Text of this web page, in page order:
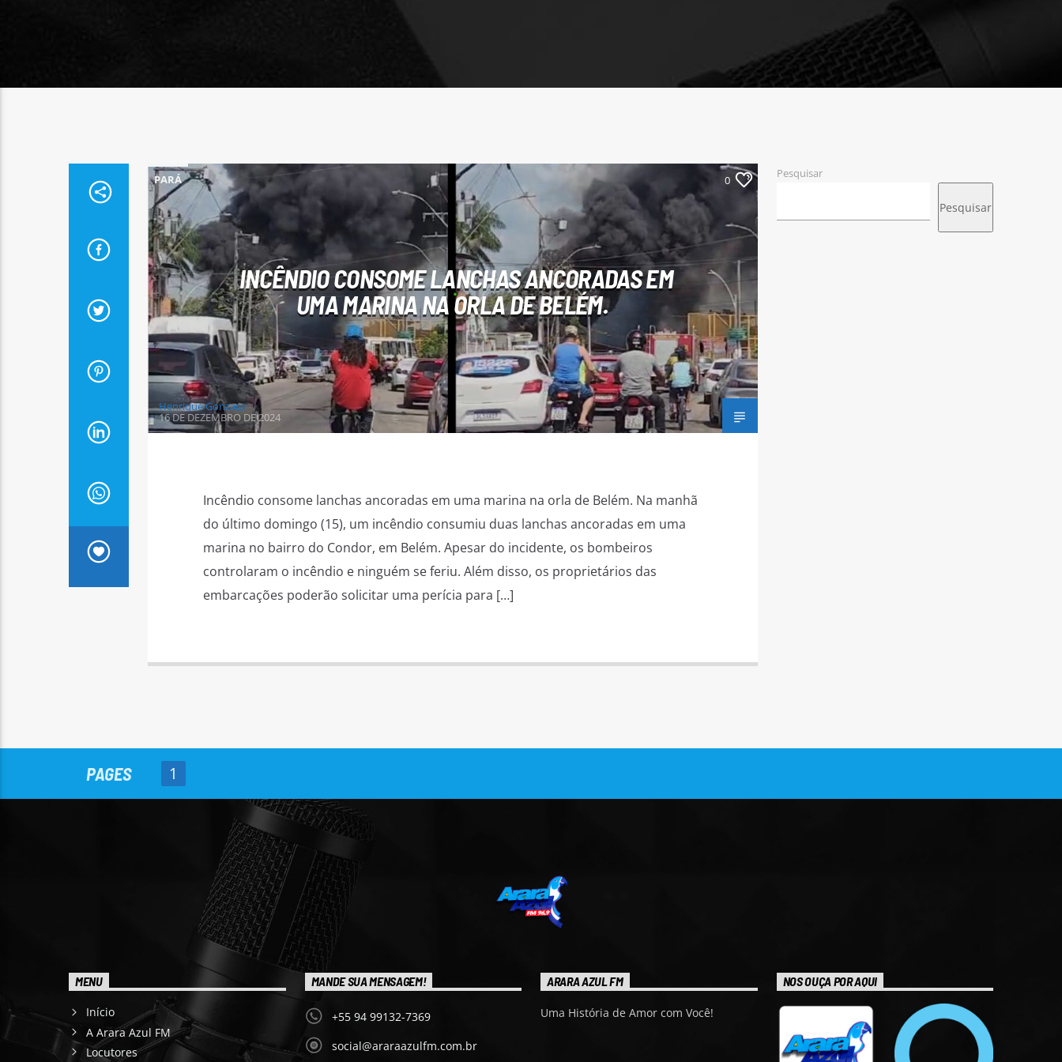
PARÁ 0
INCÊNDIO CONSOME LANCHAS ANCORADAS EM
UMA MARINA NA ORLA DE BELÉM.
Henrique Gonzaga
16 DE DEZEMBRO DE 2024
Incêndio consome lanchas ancoradas em uma marina na orla de Belém. Na manhã
do último domingo (15), um incêndio consumiu duas lanchas ancoradas em uma
marina no bairro do Condor, em Belém. Apesar do incidente, os bombeiros
controlaram o incêndio e ninguém se feriu. Além disso, os proprietários das
embarcações poderão solicitar uma perícia para […]
Pesquisar
Pesquisar
PAGES 1
MENU
Início
A Arara Azul FM
Locutores
MANDE SUA MENSAGEM!
+55 94 99132-7369
social@araraazulfm.com.br
ARARA AZUL FM
Uma História de Amor com Você!
NOS OUÇA POR AQUI